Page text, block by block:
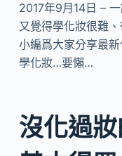
2017年9月14日 –
又覺得學化妝很難
小編爲大家分享最
學化妝…要懶…
沒化過